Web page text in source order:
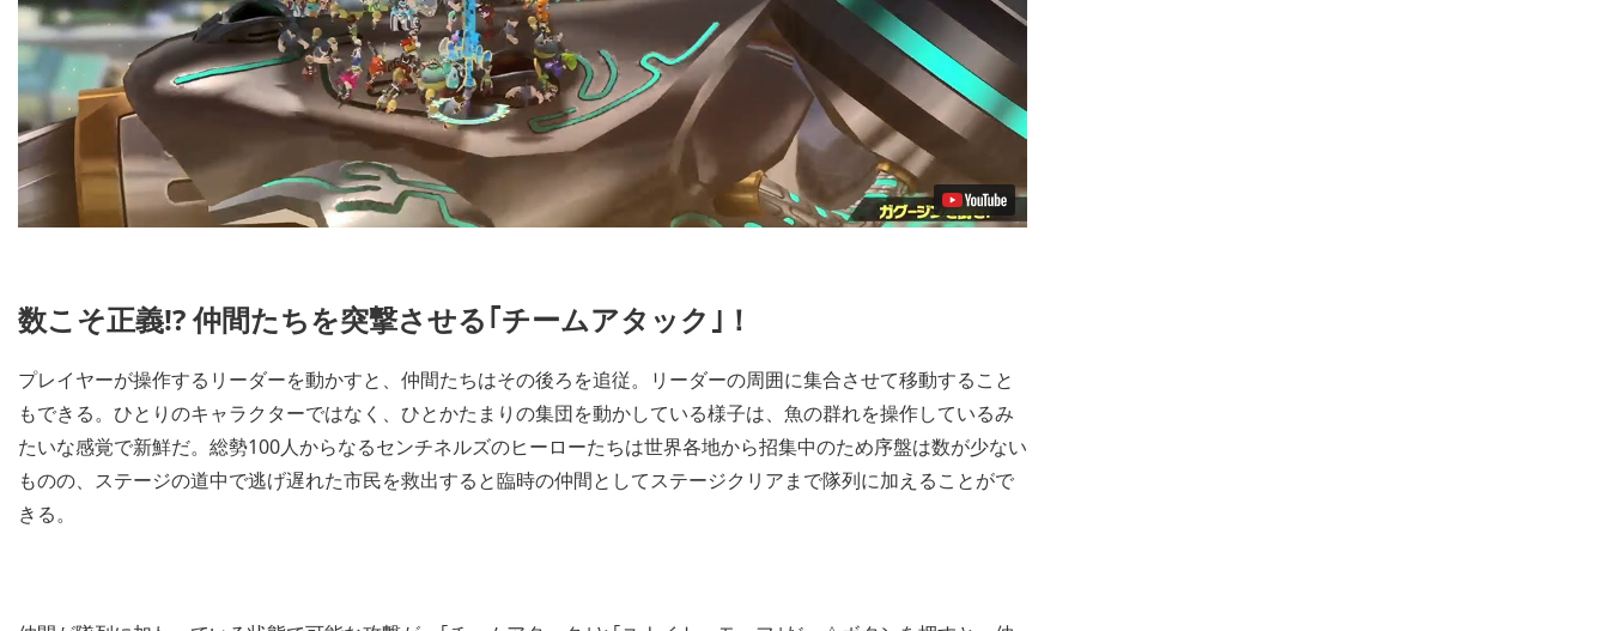
数こそ正義!? 仲間たちを突撃させる｢チームアタック｣！
プレイヤーが操作するリーダーを動かすと、仲間たちはその後ろを追従。リーダーの周囲に集合させて移動すること
もできる。ひとりのキャラクターではなく、ひとかたまりの集団を動かしている様子は、魚の群れを操作しているみ
たいな感覚で新鮮だ。総勢100人からなるセンチネルズのヒーローたちは世界各地から招集中のため序盤は数が少ない
ものの、ステージの道中で逃げ遅れた市民を救出すると臨時の仲間としてステージクリアまで隊列に加えることがで
きる。